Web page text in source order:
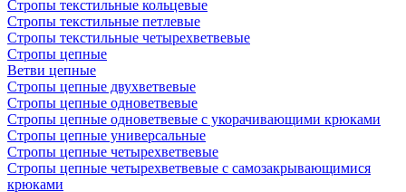
Стропы текстильные кольцевые
Стропы текстильные петлевые
Стропы текстильные четырехветвевые
Стропы цепные
Ветви цепные
Стропы цепные двухветвевые
Стропы цепные одноветвевые
Стропы цепные одноветвевые с укорачивающими крюками
Стропы цепные универсальные
Стропы цепные четырехветвевые
Стропы цепные четырехветвевые с самозакрывающимися
крюками